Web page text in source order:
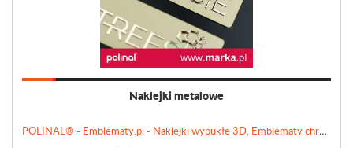
Naklejki metalowe
POLINAL® - Emblematy.pl - Naklejki wypukłe 3D, Emblematy chromowane, Tabliczki, Etykiety